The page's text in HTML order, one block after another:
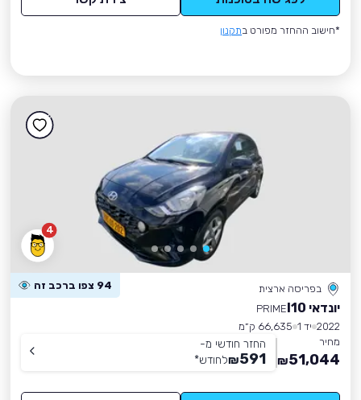
*חישוב ההחזר מפורט בתקנון
4
בפריסה ארצית 94 צפו ברכב זה
יונדאי I10
PRIME
2022 יד 1
66,635 ק״מ
מחיר
51,044
₪
החזר חודשי מ-
591
₪לחודש*